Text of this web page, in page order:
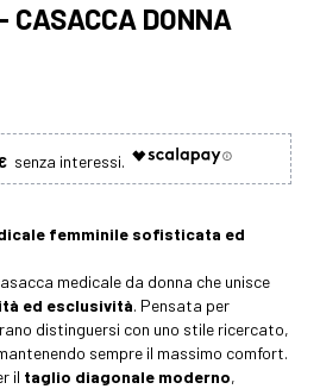
CASACCA DONNA
femminile sofisticata ed
medicale da donna che unisce
ed esclusività. Pensata per
distinguersi con uno stile ricercato,
sempre il massimo comfort.
il taglio diagonale moderno,